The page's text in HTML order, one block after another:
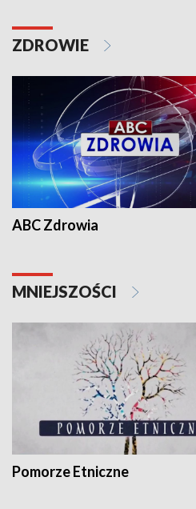
ZDROWIE
ABC Zdrowia
MNIEJSZOŚCI
Pomorze Etniczne